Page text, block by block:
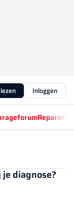
Inloggen
diagnose?